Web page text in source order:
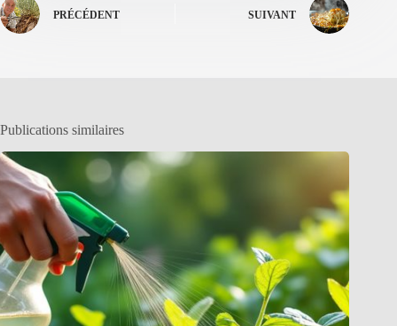
PRÉCÉDENT SUIVANT
Publications similaires